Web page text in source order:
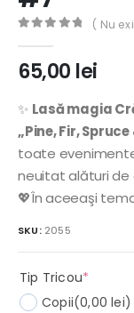
( Nu
65,00 lei
✨ Lasă magia
„Pine, Fir,
toate
neuitat alături de
💖În aceeaşi
SKU: 2055
Tip Tricou*
Copii(0,00 lei)